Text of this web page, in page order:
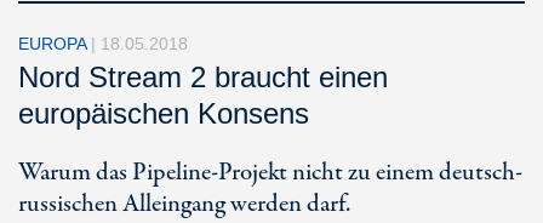
EUROPA | 18.05.2018
Nord Stream 2 braucht einen
europäischen Konsens
Warum das Pipeline-Projekt nicht zu einem deutsch-
russischen Alleingang werden darf.